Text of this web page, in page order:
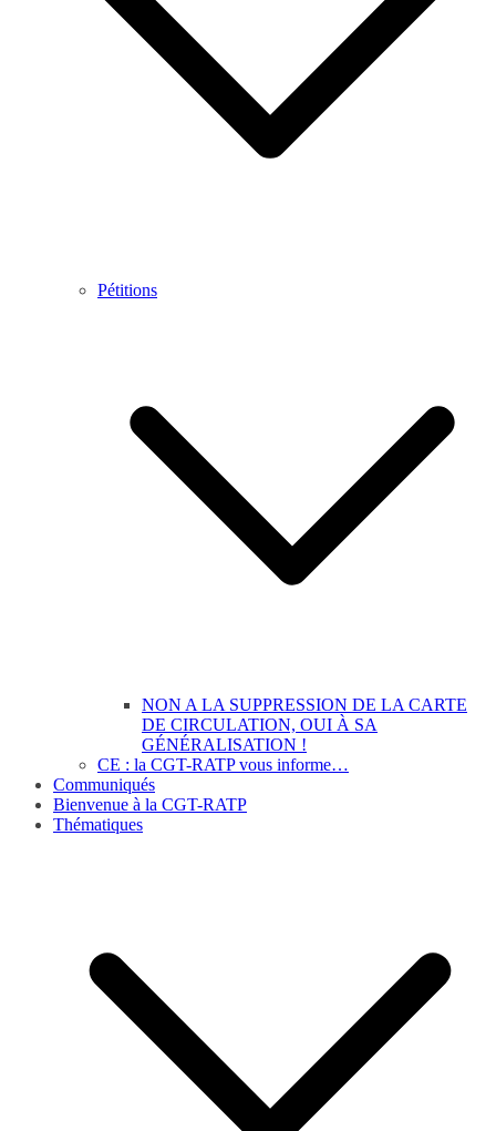
Pétitions
NON A LA SUPPRESSION DE LA CARTE
DE CIRCULATION, OUI À SA
GÉNÉRALISATION !
CE : la CGT-RATP vous informe…
Communiqués
Bienvenue à la CGT-RATP
Thématiques